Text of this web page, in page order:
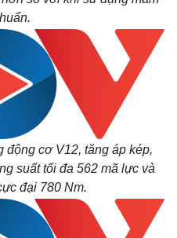
động cơ V12, tăng áp kép,
suất tối đa 562 mã lực và
đại 780 Nm.